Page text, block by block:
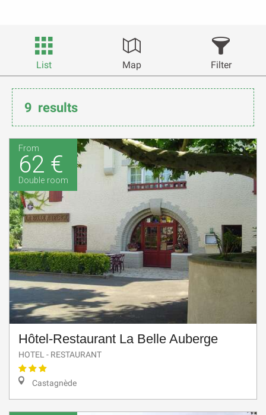
List Map Filter
9 results
From
62 €
Double room
Hôtel-Restaurant La Belle Auberge
HOTEL - RESTAURANT
Castagnède